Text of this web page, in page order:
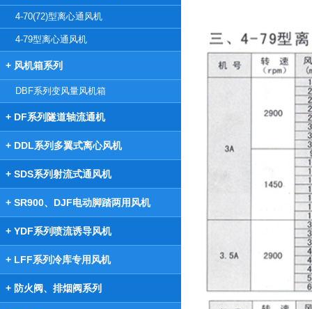
4-70(72)型离心通风机
4-79型离心通风机
+ 风机箱系列
DBF系列变风量风机箱
+ DF系列隧道轴流通机
+ DDL系列多翼式离心风机
+ SDS系列射流式通风机
+ SR900、DJF电动脚踏两用风机
+ YDF系列喷流诱导风机
+ LFF系列冷库专用风机
+ 防火阀、排烟阀系列